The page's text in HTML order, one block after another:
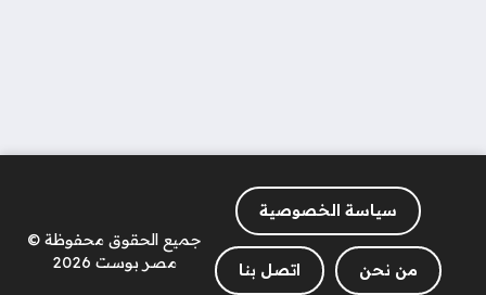
سياسة الخصوصية
من نحن اتصل بنا
جميع الحقوق محفوظة ©
مصر بوست 2026